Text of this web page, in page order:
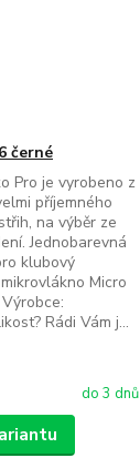
černé
Pro je vyrobeno z
příjemného
na výběr ze
Jednobarevná
klubový
Micro
Rádi Vám j...
do 3 dnů